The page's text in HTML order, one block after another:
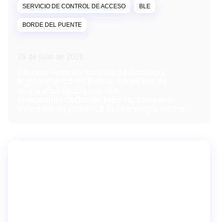
SERVICIO DE CONTROL DE ACCESO BLE
BORDE DEL PUENTE